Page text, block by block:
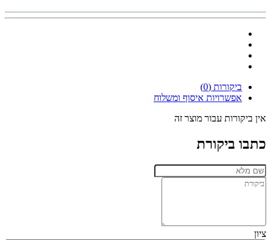
ביקורות (0)
אפשרויות איסוף ומשלוח
אין ביקורות עבור מוצר זה
כתבו ביקורת
ציון